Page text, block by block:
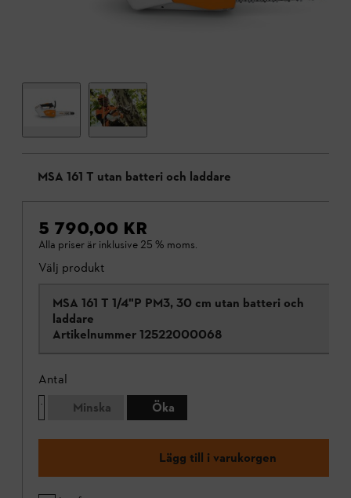
MSA 161 T utan batteri och laddare
5 790,00 KR
Alla priser är inklusive 25 % moms.
Välj produkt
MSA 161 T 1/4"P PM3, 30 cm utan batteri och
laddare
Artikelnummer 12522000068
Antal
Minska
Öka
Lägg till i varukorgen